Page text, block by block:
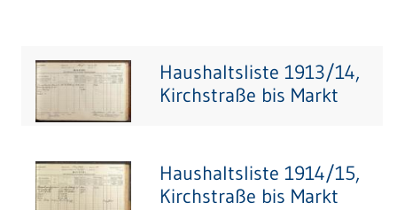
Haushaltsliste 1913/14,
Kirchstraße bis Markt
Haushaltsliste 1914/15,
Kirchstraße bis Markt